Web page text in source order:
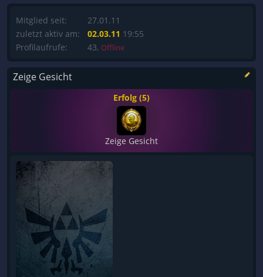
Mitglied seit:
zuletzt aktiv am:
Profilaufrufe:
27.01.11
02.03.11 19:55
43, Offline
Zeige Gesicht
Erfolg (5)
Zeige Gesicht